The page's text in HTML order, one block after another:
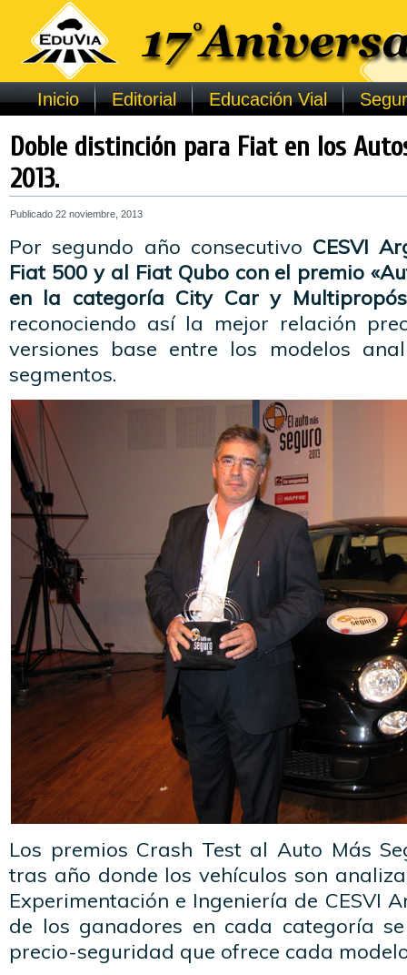
Inicio Editorial Educación Vial
Doble distinción para Fiat en los
2013.
Publicado 22 noviembre, 2013
Por segundo año consecutivo CESVI
Fiat 500 y al Fiat Qubo con el premio
en la categoría City Car y
reconociendo así la mejor relación
versiones base entre los modelos
segmentos.
Los premios Crash Test al Auto Más
tras año donde los vehículos son
Experimentación e Ingeniería de CESVI
de los ganadores en cada categoría
precio-seguridad que ofrece cada